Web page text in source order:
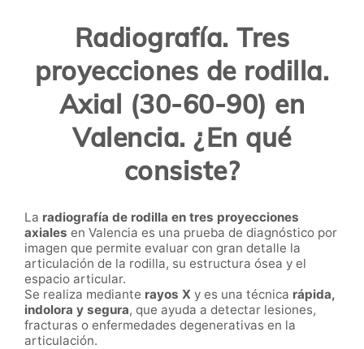
Radiografía. Tres
proyecciones de rodilla.
Axial (30-60-90) en
Valencia. ¿En qué
consiste?
La radiografía de rodilla en tres proyecciones
axiales en Valencia es una prueba de diagnóstico por
imagen que permite evaluar con gran detalle la
articulación de la rodilla, su estructura ósea y el
espacio articular.
Se realiza mediante rayos X y es una técnica rápida,
indolora y segura, que ayuda a detectar lesiones,
fracturas o enfermedades degenerativas en la
articulación.